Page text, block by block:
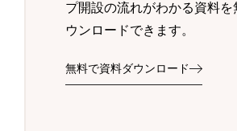
プ開設の流れがわかる資料を
ウンロードできます。
無料で資料ダウンロード